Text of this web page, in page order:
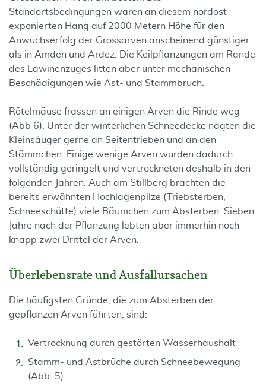
Standortsbedingungen waren an diesem nordost-
exponierten Hang auf 2000 Metern Höhe für den
Anwuchserfolg der Grossarven anscheinend günstiger
als in Amden und Ardez. Die Keilpflanzungen am Rande
des Lawinenzuges litten aber unter mechanischen
Beschädigungen wie Ast- und Stammbruch.
Rötelmäuse frassen an einigen Arven die Rinde weg
(Abb 6). Unter der winterlichen Schneedecke nagten die
Kleinsäuger gerne an Seitentrieben und an den
Stämmchen. Einige wenige Arven wurden dadurch
vollständig geringelt und vertrockneten deshalb in den
folgenden Jahren. Auch am Stillberg brachten die
bereits erwähnten Hochlagenpilze (Triebsterben,
Schneeschütte) viele Bäumchen zum Absterben. Sieben
Jahre nach der Pflanzung lebten aber immerhin noch
knapp zwei Drittel der Arven.
Überlebensrate und Ausfallursachen
Die häufigsten Gründe, die zum Absterben der
gepflanzen Arven führten, sind:
Vertrocknung durch gestörten Wasserhaushalt
Stamm- und Astbrüche durch Schneebewegung
(Abb. 5)